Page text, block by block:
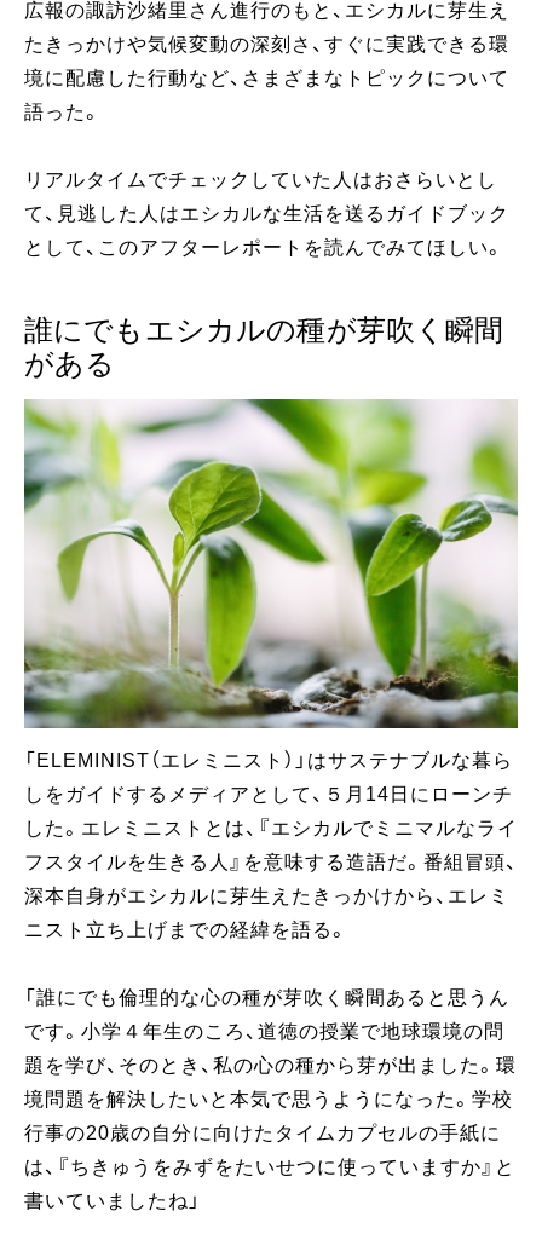
広報の諏訪沙緒里さん進行のもと、エシカルに芽生え
たきっかけや気候変動の深刻さ、すぐに実践できる環
境に配慮した行動など、さまざまなトピックについて
語った。
リアルタイムでチェックしていた人はおさらいとし
て、見逃した人はエシカルな生活を送るガイドブック
として、このアフターレポートを読んでみてほしい。
誰にでもエシカルの種が芽吹く瞬間
がある
「ELEMINIST（エレミニスト）」はサステナブルな暮ら
しをガイドするメディアとして、５月14日にローンチ
した。エレミニストとは、『エシカルでミニマルなライ
フスタイルを生きる人』を意味する造語だ。番組冒頭、
深本自身がエシカルに芽生えたきっかけから、エレミ
ニスト立ち上げまでの経緯を語る。
「誰にでも倫理的な心の種が芽吹く瞬間あると思うん
です。小学４年生のころ、道徳の授業で地球環境の問
題を学び、そのとき、私の心の種から芽が出ました。環
境問題を解決したいと本気で思うようになった。学校
行事の20歳の自分に向けたタイムカプセルの手紙に
は、『ちきゅうをみずをたいせつに使っていますか』と
書いていましたね」